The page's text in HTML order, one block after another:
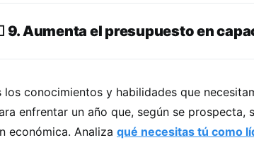
9. Aumenta el presupuesto en
los conocimientos y habilidades que
enfrentar un año que, según se prospecta,
económica. Analiza qué necesitas tú como